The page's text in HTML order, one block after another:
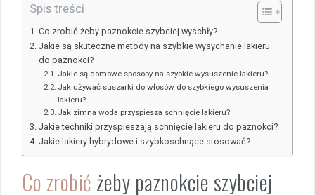
Spis treści
Co zrobić żeby paznokcie szybciej wyschły?
Jakie są skuteczne metody na szybkie wysychanie lakieru
do paznokci?
Jakie są domowe sposoby na szybkie wysuszenie lakieru?
Jak używać suszarki do włosów do szybkiego wysuszenia
lakieru?
Jak zimna woda przyspiesza schnięcie lakieru?
Jakie techniki przyspieszają schnięcie lakieru do paznokci?
Jakie lakiery hybrydowe i szybkoschnące stosować?
Co zrobić żeby paznokcie szybciej